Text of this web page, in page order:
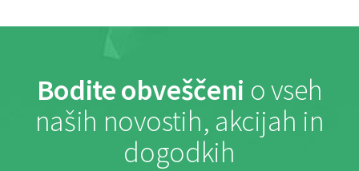
Bodite obveščeni o vseh
naših novostih, akcijah in
dogodkih